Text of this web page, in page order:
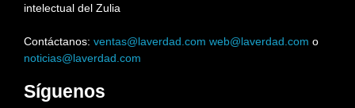
intelectual del Zulia
Contáctanos: ventas@laverdad.com web@laverdad.com o
noticias@laverdad.com
Síguenos